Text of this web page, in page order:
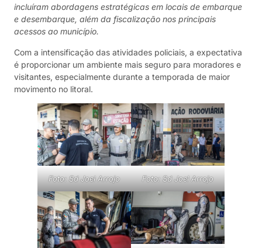
incluíram abordagens estratégicas em locais de embarque
e desembarque, além da fiscalização nos principais
acessos ao município.
Com a intensificação das atividades policiais, a expectativa
é proporcionar um ambiente mais seguro para moradores e
visitantes, especialmente durante a temporada de maior
movimento no litoral.
Foto: Sd Joel Arrojo Foto: Sd Joel Arrojo